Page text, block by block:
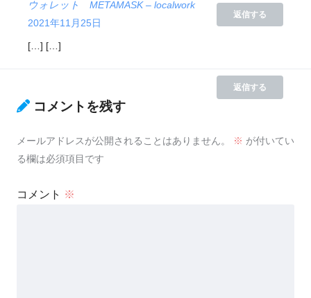
返信する
ウォレット METAMASK – localwork
2021年11月25日
[…] […]
返信する
コメントを残す
メールアドレスが公開されることはありません。 ※ が付いてい
る欄は必須項目です
コメント ※